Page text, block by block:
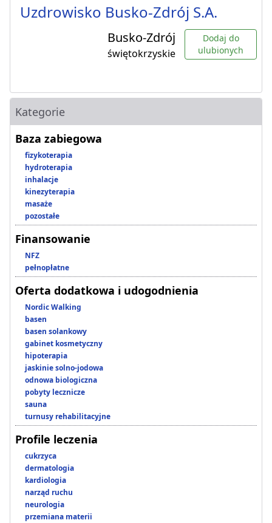
Uzdrowisko Busko-Zdrój S.A.
Busko-Zdrój
świętokrzyskie
Dodaj do
ulubionych
Kategorie
Baza zabiegowa
fizykoterapia
hydroterapia
inhalacje
kinezyterapia
masaże
pozostałe
Finansowanie
NFZ
pełnopłatne
Oferta dodatkowa i udogodnienia
Nordic Walking
basen
basen solankowy
gabinet kosmetyczny
hipoterapia
jaskinie solno-jodowa
odnowa biologiczna
pobyty lecznicze
sauna
turnusy rehabilitacyjne
Profile leczenia
cukrzyca
dermatologia
kardiologia
narząd ruchu
neurologia
przemiana materii